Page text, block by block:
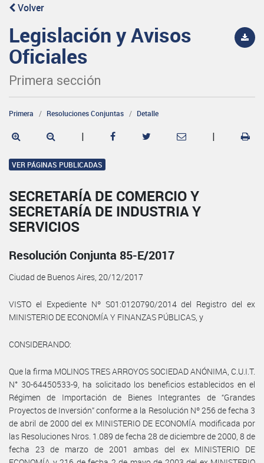
Volver
Legislación y Avisos
Oficiales
Primera sección
Primera Resoluciones Conjuntas Detalle
| |
VER PÁGINAS PUBLICADAS
SECRETARÍA DE COMERCIO Y
SECRETARÍA DE INDUSTRIA Y
SERVICIOS
Resolución Conjunta 85-E/2017
Ciudad de Buenos Aires, 20/12/2017
VISTO el Expediente Nº S01:0120790/2014 del Registro del ex
MINISTERIO DE ECONOMÍA Y FINANZAS PÚBLICAS, y
CONSIDERANDO:
Que la firma MOLINOS TRES ARROYOS SOCIEDAD ANÓNIMA, C.U.I.T.
N° 30-64450533-9, ha solicitado los beneficios establecidos en el
Régimen de Importación de Bienes Integrantes de “Grandes
Proyectos de Inversión” conforme a la Resolución Nº 256 de fecha 3
de abril de 2000 del ex MINISTERIO DE ECONOMÍA modificada por
las Resoluciones Nros. 1.089 de fecha 28 de diciembre de 2000, 8 de
fecha 23 de marzo de 2001 ambas del ex MINISTERIO DE